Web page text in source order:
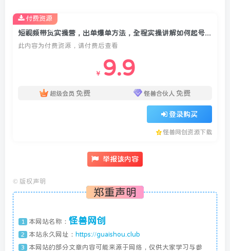
短视频带货实操营，出单爆单方法，全程实操讲解如何起号、涨粉、选品、出单、投放(更新0515)
此内容为付费资源，请付费后查看
￥ 9.9
超级会员 免费 怪兽合伙人 免费
登录购买
怪兽网创资源下载
付费资源
举报该内容
© 版权声明
郑重声明
1 本网站名称： 怪兽网创
2 本站永久网址： https://guaishou.club
3
本网站的部分文章内容可能来源于网络，仅供大家学习与参